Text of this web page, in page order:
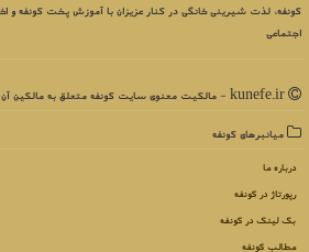
کونفه، لذت شیرینی خانگی در کنار عزیزان با آموزش پخت کونفه و
اجتماعی
میانبرهای كونفه
درباره ما
رپورتاژ در كونفه
بک لینک در كونفه
مطالب كونفه